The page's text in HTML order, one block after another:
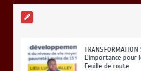
TRANSFORMATION
L’importance pour
Feuille de route